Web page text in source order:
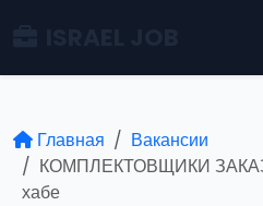
Главная
Вакансии
КОМПЛЕКТОВЩИКИ
хабе